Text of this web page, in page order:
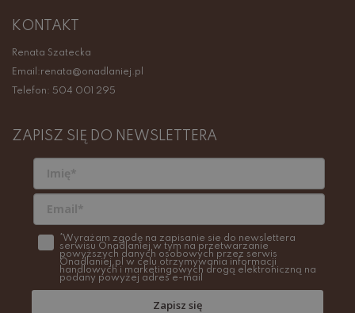
KONTAKT
Renata Szatecka
Email:renata@onadlaniej.pl
Telefon: 504 001 295
ZAPISZ SIĘ DO NEWSLETTERA
*Wyrażam zgodę na zapisanie sie do newslettera
serwisu Onadlaniej w tym na przetwarzanie
powyższych danych osobowych przez serwis
Onadlaniej.pl w celu otrzymywania informacji
handlowych i marketingowych drogą elektroniczną na
podany powyżej adres e-mail
Zapisz się